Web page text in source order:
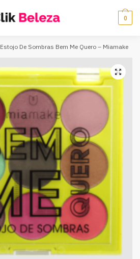
0
Estojo De Sombras Bem Me Quero – Miamake